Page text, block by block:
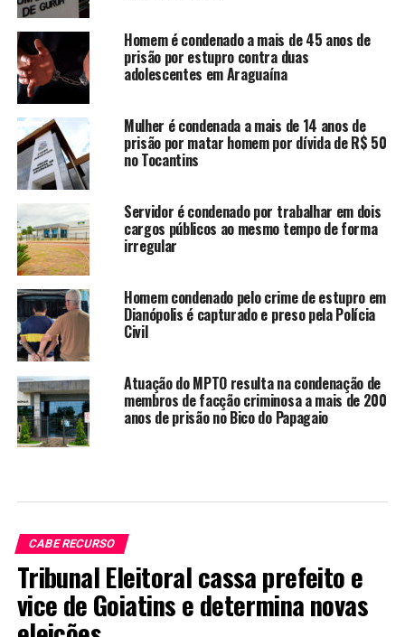
Homem é condenado a mais de 45 anos de
prisão por estupro contra duas
adolescentes em Araguaína
Mulher é condenada a mais de 14 anos de
prisão por matar homem por dívida de R$ 50
no Tocantins
Servidor é condenado por trabalhar em dois
cargos públicos ao mesmo tempo de forma
irregular
Homem condenado pelo crime de estupro em
Dianópolis é capturado e preso pela Polícia
Civil
Atuação do MPTO resulta na condenação de
membros de facção criminosa a mais de 200
anos de prisão no Bico do Papagaio
CABE RECURSO
Tribunal Eleitoral cassa prefeito e
vice de Goiatins e determina novas